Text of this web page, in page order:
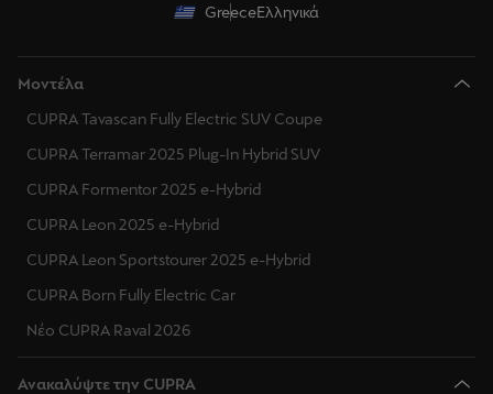
GreeceΕλληνικά
Μοντέλα
CUPRA Tavascan Fully Electric SUV Coupe
CUPRA Terramar 2025 Plug-In Hybrid SUV
CUPRA Formentor 2025 e-Hybrid
CUPRA Leon 2025 e-Hybrid
CUPRA Leon Sportstourer 2025 e-Hybrid
CUPRA Born Fully Electric Car
Νέο CUPRA Raval 2026
Ανακαλύψτε την CUPRA